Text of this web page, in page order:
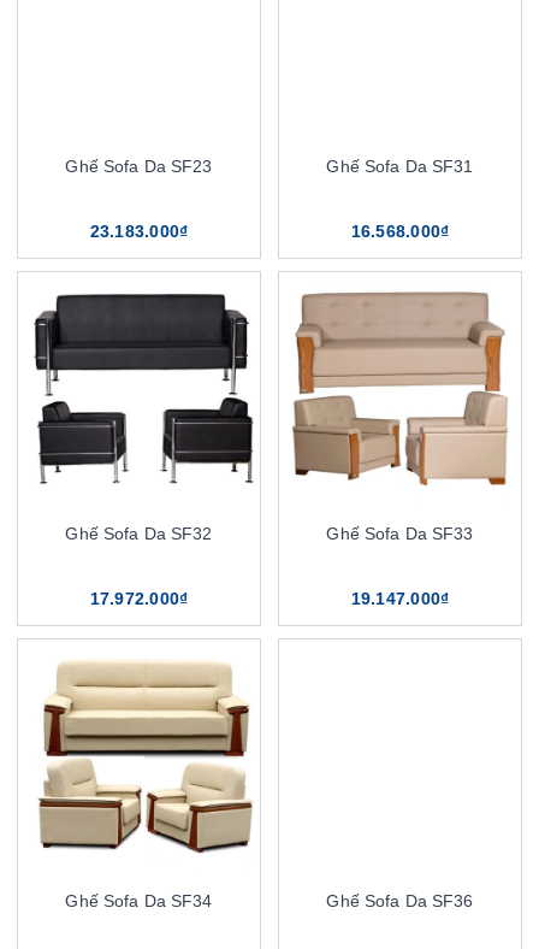
Ghế Sofa Da SF23
23.183.000₫
Ghế Sofa Da SF31
16.568.000₫
Ghế Sofa Da SF32
17.972.000₫
Ghế Sofa Da SF33
19.147.000₫
Ghế Sofa Da SF34 Ghế Sofa Da SF36